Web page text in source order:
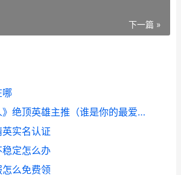
下一篇 »
《跨越星弧猎人》绝顶英雄主推（谁是你的最爱 跨越星弧攻略大全
实名认证
定怎么办
么免费领